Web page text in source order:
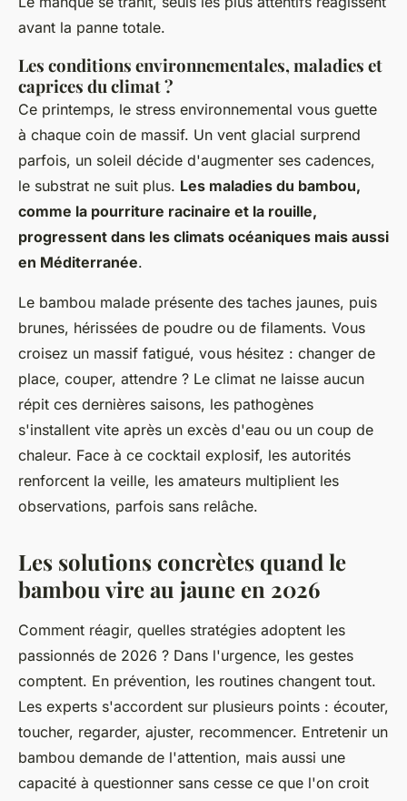
avant la panne totale.
Les conditions environnementales, maladies et
caprices du climat ?
Ce printemps, le stress environnemental vous guette
à chaque coin de massif. Un vent glacial surprend
parfois, un soleil décide d'augmenter ses cadences,
le substrat ne suit plus. Les maladies du bambou,
comme la pourriture racinaire et la rouille,
progressent dans les climats océaniques mais aussi
en Méditerranée.
Le bambou malade présente des taches jaunes, puis
brunes, hérissées de poudre ou de filaments. Vous
croisez un massif fatigué, vous hésitez : changer de
place, couper, attendre ? Le climat ne laisse aucun
répit ces dernières saisons, les pathogènes
s'installent vite après un excès d'eau ou un coup de
chaleur. Face à ce cocktail explosif, les autorités
renforcent la veille, les amateurs multiplient les
observations, parfois sans relâche.
Les solutions concrètes quand le
bambou vire au jaune en 2026
Comment réagir, quelles stratégies adoptent les
passionnés de 2026 ? Dans l'urgence, les gestes
comptent. En prévention, les routines changent tout.
Les experts s'accordent sur plusieurs points : écouter,
toucher, regarder, ajuster, recommencer. Entretenir un
bambou demande de l'attention, mais aussi une
capacité à questionner sans cesse ce que l'on croit